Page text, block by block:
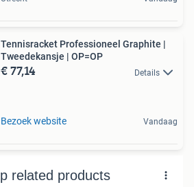
Tennisracket Professioneel Graphite |
Tweedekansje | OP=OP
€ 77,14 Details
Bezoek website Vandaag